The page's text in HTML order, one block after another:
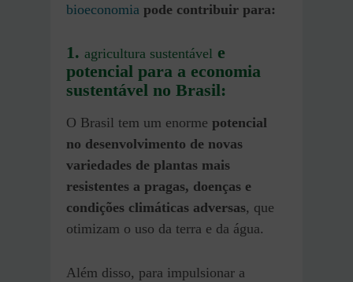
bioeconomia pode contribuir para:
1. agricultura sustentável e
potencial para a economia
sustentável no Brasil:
O Brasil tem um enorme potencial
no desenvolvimento de novas
variedades de plantas mais
resistentes a pragas, doenças e
condições climáticas adversas, que
otimizam o uso da terra e da água.
Além disso, para impulsionar a